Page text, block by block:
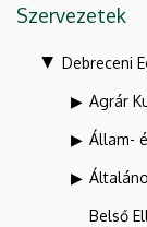
Szervezetek
Debreceni
Agrár
Állam-
Belső